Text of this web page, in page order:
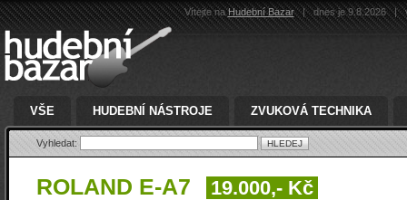
Vítejte naHudební Bazar | dnes je 9.8.2026 |
VŠE HUDEBNÍ NÁSTROJE ZVUKOVÁ TECHNIKA
Vyhledat:
ROLAND E-A7 19.000,- Kč